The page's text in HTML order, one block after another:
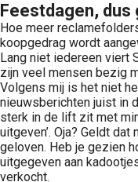
Feestdagen, dus
Hoe meer
koopgedrag wordt
Lang niet iedereen viert
zijn veel mensen bezig
Volgens mij is het niet
nieuwsberichten juist in
sterk in de lift zit met
uitgeven’. Oja? Geldt
geloven. Heb je gezien
uitgegeven aan
verkocht.